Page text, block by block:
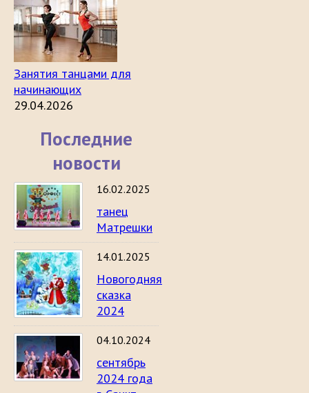
Занятия танцами для
начинающих
29.04.2026
Последние
новости
16.02.2025
танец
Матрешки
14.01.2025
Новогодняя
сказка
2024
04.10.2024
сентябрь
2024 года